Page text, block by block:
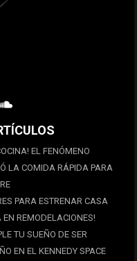
EL FENÓMENO
LA COMIDA RÁPIDA PARA
PARA ESTRENAR CASA
REMODELACIONES!
TU SUEÑO DE SER
EN EL KENNEDY SPACE